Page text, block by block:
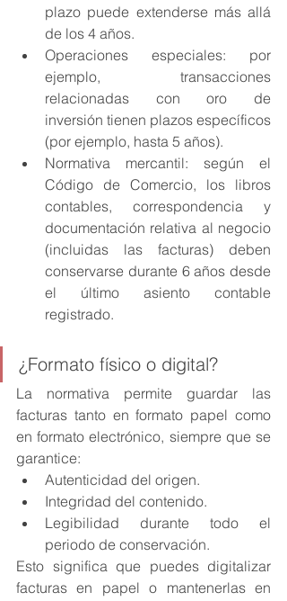
plazo puede extenderse más allá
de los 4 años.
Operaciones especiales: por
ejemplo, transacciones
relacionadas con oro de
inversión tienen plazos específicos
(por ejemplo, hasta 5 años).
Normativa mercantil: según el
Código de Comercio, los libros
contables, correspondencia y
documentación relativa al negocio
(incluidas las facturas) deben
conservarse durante 6 años desde
el último asiento contable
registrado.
¿Formato físico o digital?
La normativa permite guardar las
facturas tanto en formato papel como
en formato electrónico, siempre que se
garantice:
Autenticidad del origen.
Integridad del contenido.
Legibilidad durante todo el
periodo de conservación.
Esto significa que puedes digitalizar
facturas en papel o mantenerlas en